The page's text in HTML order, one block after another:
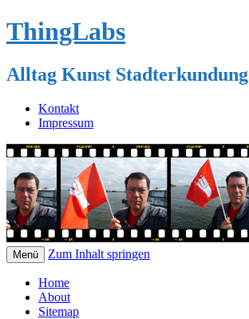
ThingLabs
Alltag Kunst Stadterkundung
Kontakt
Impressum
Menü Zum Inhalt springen
Home
About
Sitemap